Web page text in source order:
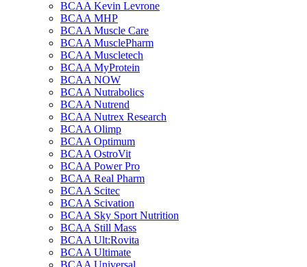
BCAA Kevin Levrone
BCAA MHP
BCAA Muscle Care
BCAA MusclePharm
BCAA Muscletech
BCAA MyProtein
BCAA NOW
BCAA Nutrabolics
BCAA Nutrend
BCAA Nutrex Research
BCAA Olimp
BCAA Optimum
BCAA OstroVit
BCAA Power Pro
BCAA Real Pharm
BCAA Scitec
BCAA Scivation
BCAA Sky Sport Nutrition
BCAA Still Mass
BCAA Ult:Rovita
BCAA Ultimate
BCAA Universal